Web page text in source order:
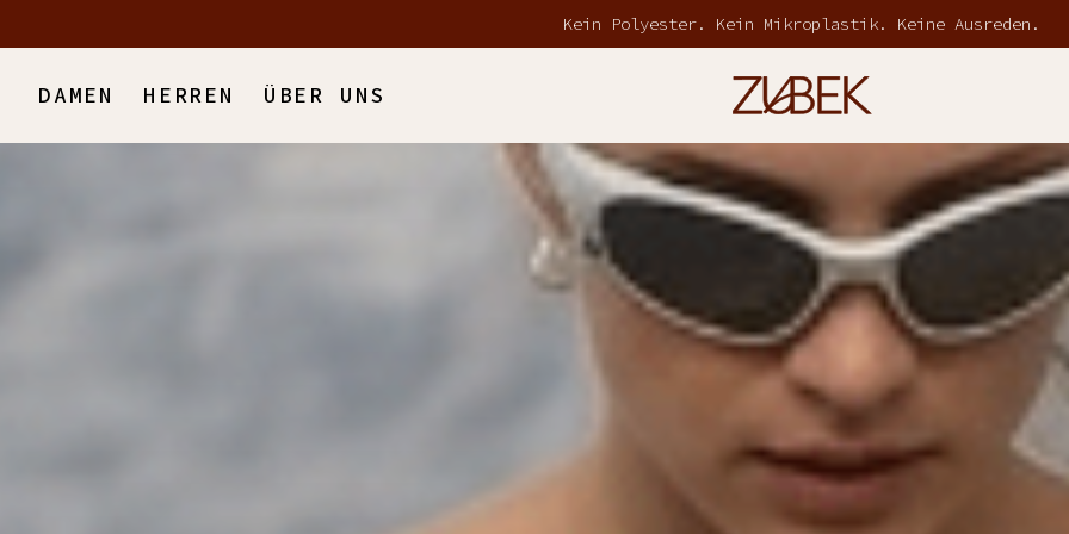
Weltweiter Versand aus Polen
DAMEN HERREN ÜBER UNS